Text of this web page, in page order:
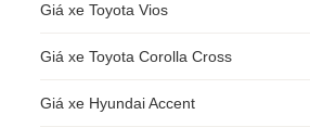
Giá xe Toyota Vios
Giá xe Toyota Corolla Cross
Giá xe Hyundai Accent